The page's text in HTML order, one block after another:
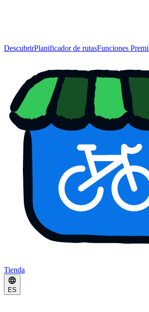
DescubrirPlanificador de rutasFunciones
Tienda
ES